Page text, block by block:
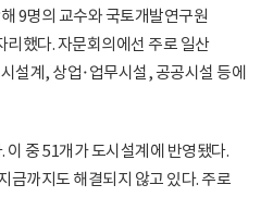
9명의 교수와 국토개발연구원
리했다. 자문회의에선 주로 일산
설계, 상업·업무시설, 공공시설 등에
이 중 51개가 도시설계에 반영됐다.
금까지도 해결되지 않고 있다. 주로